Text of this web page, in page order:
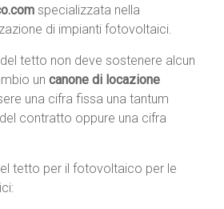
specializzata nella
di impianti fotovoltaici.
tetto non deve sostenere alcun
uncanone di locazione
una cifra fissa una tantum
contratto oppure una cifra
tetto per il fotovoltaico per le